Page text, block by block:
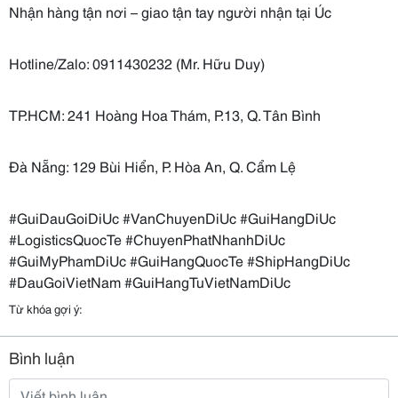
Nhận hàng tận nơi – giao tận tay người nhận tại Úc
Hotline/Zalo: 0911430232 (Mr. Hữu Duy)
TP.HCM: 241 Hoàng Hoa Thám, P.13, Q. Tân Bình
Đà Nẵng: 129 Bùi Hiển, P. Hòa An, Q. Cẩm Lệ
#GuiDauGoiDiUc #VanChuyenDiUc #GuiHangDiUc
#LogisticsQuocTe #ChuyenPhatNhanhDiUc
#GuiMyPhamDiUc #GuiHangQuocTe #ShipHangDiUc
#DauGoiVietNam #GuiHangTuVietNamDiUc
Từ khóa gợi ý:
Bình luận